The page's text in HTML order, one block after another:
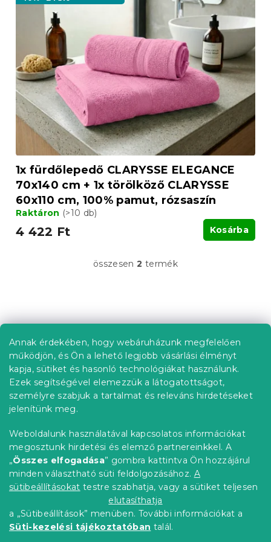
Annak érdekében, hogy webáruházunk megfelelően
működjön, és Ön a lehető legjobb vásárlási élményt
kapja, sütiket és hasonló technológiákat használunk.
Ezek segítségével elemezzük a látogatottságot,
személyre szabjuk a tartalmat és releváns hirdetéseket
jelenítünk meg.
Weboldalunk használatával kapcsolatos információkat
megosztunk hirdetési és elemző partnereinkkel. A
„Összes elfogadása” gombra kattintva Ön hozzájárul
minden választható süti feldolgozásához. A
sütibeállításokat testre szabhatja, vagy a sütiket teljesen
elutasíthatja
a „Sütibeállítások” menüben. További információkat a
Süti-kezelési tájékoztatóban talál.
1x fürdőlepedő CLARYSSE ELEGANCE
70x140 cm + 1x törölköző CLARYSSE
60x110 cm, 100% pamut, rózsaszín
Raktáron (>10 db)
4 422 Ft Kosárba
L
i
r
á
n
y
í
t
e
l
e
m
e
i
összesen2 termék
á
Információ az Ön számára
Rendelés követése
Szállítási lehetőségek
Fizetési lehetőségek
Reklamáció és áruvisszaküldés
Elérhetőség
Általános szerződési feltételek
Adatvédelmi nyilatkozat
Blog
Partnereinknek